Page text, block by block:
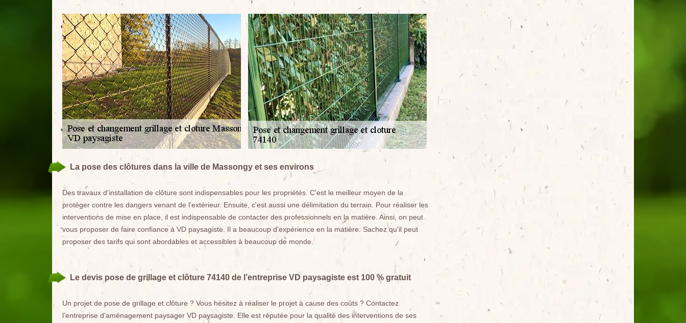
La pose des clôtures dans la ville de Massongy et ses environs
Des travaux d'installation de clôture sont indispensables pour les propriétés. C'est le meilleur moyen de la
protéger contre les dangers venant de l'extérieur. Ensuite, c'est aussi une délimitation du terrain. Pour réaliser les
interventions de mise en place, il est indispensable de contacter des professionnels en la matière. Ainsi, on peut
vous proposer de faire confiance à VD paysagiste. Il a beaucoup d'expérience en la matière. Sachez qu'il peut
proposer des tarifs qui sont abordables et accessibles à beaucoup de monde.
Le devis pose de grillage et clôture 74140 de l’entreprise VD paysagiste est 100 % gratuit
Un projet de pose de grillage et clôture ? Vous hésitez à réaliser le projet à cause des coûts ? Contactez
l’entreprise d’aménagement paysager VD paysagiste. Elle est réputée pour la qualité des interventions de ses